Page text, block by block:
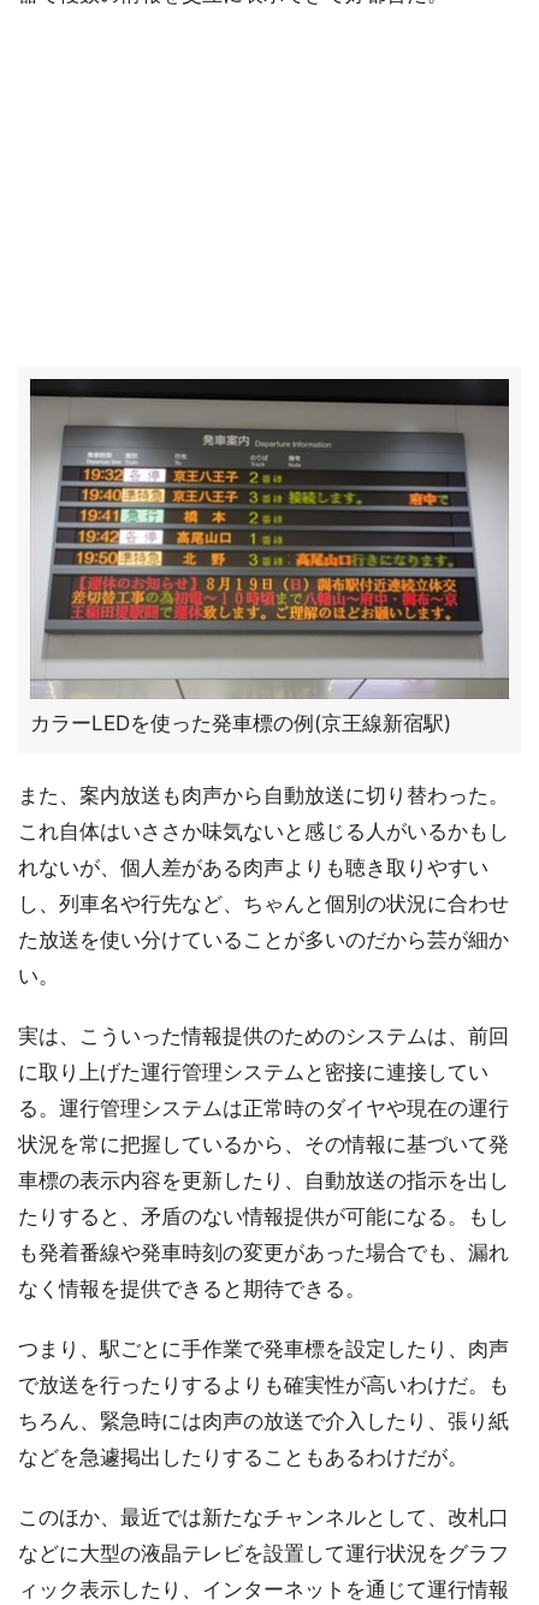
カラーLEDを使った発車標の例(京王線新宿駅)
また、案内放送も肉声から自動放送に切り替わった。
これ自体はいささか味気ないと感じる人がいるかもし
れないが、個人差がある肉声よりも聴き取りやすい
し、列車名や行先など、ちゃんと個別の状況に合わせ
た放送を使い分けていることが多いのだから芸が細か
い。
実は、こういった情報提供のためのシステムは、前回
に取り上げた運行管理システムと密接に連接してい
る。運行管理システムは正常時のダイヤや現在の運行
状況を常に把握しているから、その情報に基づいて発
車標の表示内容を更新したり、自動放送の指示を出し
たりすると、矛盾のない情報提供が可能になる。もし
も発着番線や発車時刻の変更があった場合でも、漏れ
なく情報を提供できると期待できる。
つまり、駅ごとに手作業で発車標を設定したり、肉声
で放送を行ったりするよりも確実性が高いわけだ。も
ちろん、緊急時には肉声の放送で介入したり、張り紙
などを急遽掲出したりすることもあるわけだが。
このほか、最近では新たなチャンネルとして、改札口
などに大型の液晶テレビを設置して運行状況をグラフ
ィック表示したり、インターネットを通じて運行情報